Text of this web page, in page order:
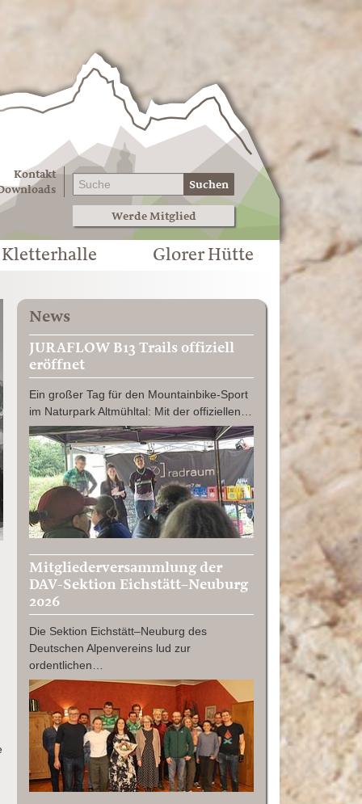
Kontakt
Suchen
Werde Mitglied
Kletterhalle Glorer Hütte
News
JURAFLOW B13 Trails offiziell
eröffnet
Ein großer Tag für den Mountainbike-Sport
im Naturpark Altmühltal: Mit der offiziellen…
Mitgliederversammlung der
DAV-Sektion Eichstätt–Neuburg
2026
Die Sektion Eichstätt–Neuburg des
Deutschen Alpenvereins lud zur
ordentlichen…